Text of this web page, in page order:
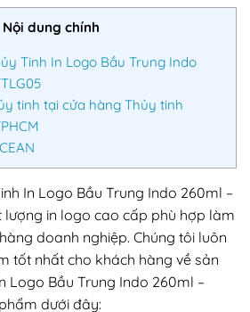
Nội dung chính
Tinh In Logo Bầu Trung Indo
tinh tại cửa hàng Thủy tinh
In Logo Bầu Trung Indo 260ml –
lượng in logo cao cấp phù hợp làm
doanh nghiệp. Chúng tôi luôn
tốt nhất cho khách hàng về sản
Logo Bầu Trung Indo 260ml –
dưới đây: